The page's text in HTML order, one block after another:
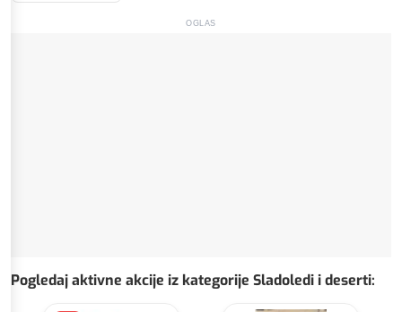
OGLAS
Pogledaj aktivne akcije iz kategorije Sladoledi i deserti: